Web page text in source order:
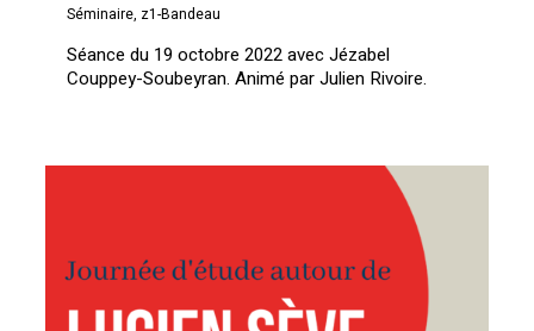
Séminaire, z1-Bandeau
Séance du 19 octobre 2022 avec Jézabel
Couppey-Soubeyran. Animé par Julien Rivoire.